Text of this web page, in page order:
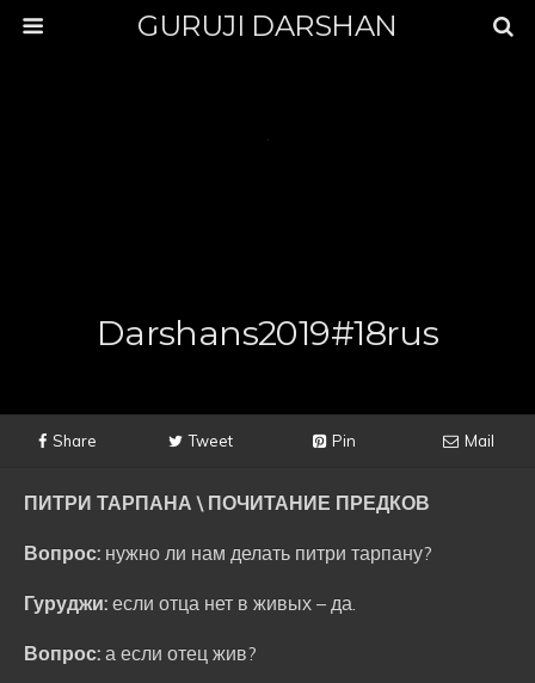
GURUJI DARSHAN
Darshans2019#18rus
Share Tweet Pin Mail
ПИТРИ ТАРПАНА \ ПОЧИТАНИЕ ПРЕДКОВ
Вопрос: нужно ли нам делать питри тарпану?
Гуруджи: если отца нет в живых – да.
Вопрос: а если отец жив?